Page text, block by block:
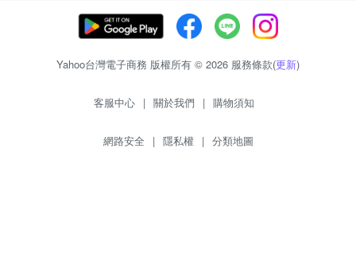
Yahoo台灣電子商務 版權所有 © 2026 服務條款(更新)
客服中心 | 關於我們 | 購物須知
網路安全 | 隱私權 | 分類地圖